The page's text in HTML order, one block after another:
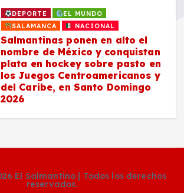
DEPORTE
EL MUNDO
SALAMANCA
NACIONAL
Salmantinas ponen en alto el
nombre de México y conquistan
plata en hockey sobre pasto en
los Juegos Centroamericanos y
del Caribe, en Santo Domingo
2026
El Salmantino | Todos los derechos
reservados.